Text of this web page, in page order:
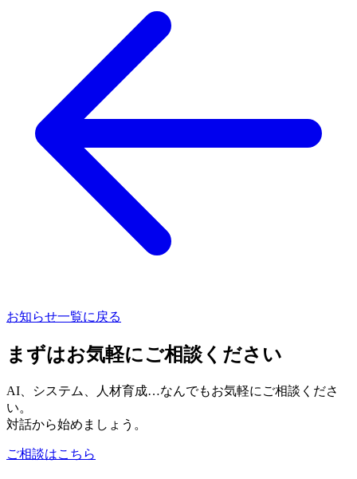
お知らせ一覧に戻る
まずはお気軽にご相談ください
AI、システム、人材育成…なんでもお気軽にご相談くださ
い。
対話から始めましょう。
ご相談はこちら